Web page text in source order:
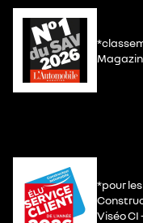
*pour
Viséo CI